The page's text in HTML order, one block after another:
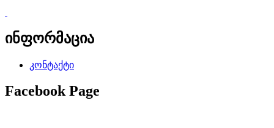
ინფორმაცია
კონტაქტი
Facebook Page